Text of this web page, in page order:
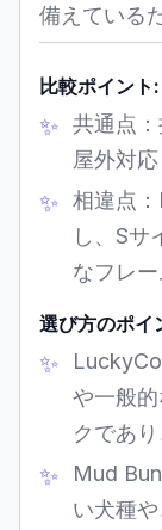
備えている
比較ポイント:
共通点
屋外対応
相違点
し、Sサ
なフレー
選び方のポイ
や一般
クであ
Mud
い犬種